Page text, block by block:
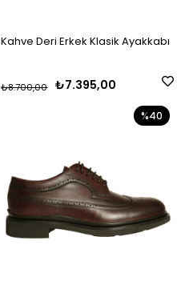
Kahve Deri Erkek Klasik Ayakkabı
₺7.395,00
₺8.700,00
%40